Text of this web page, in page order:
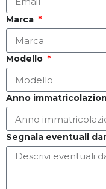
Marca
Modello
Anno
Segnala eventuali